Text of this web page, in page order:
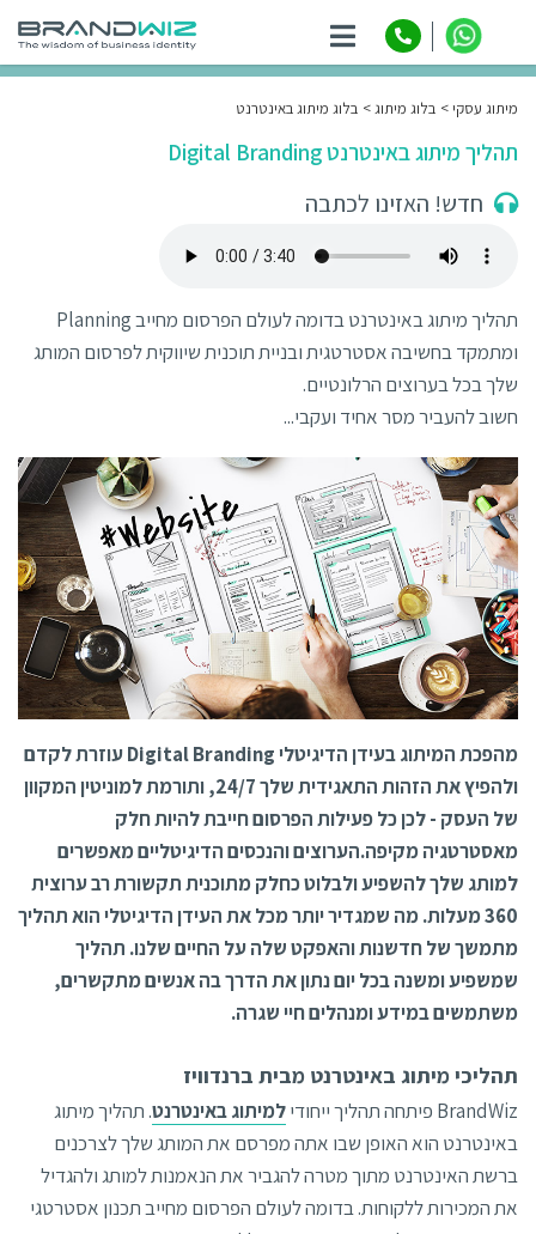
מיתוג עסקי בלוג מיתוג בלוג מיתוג באינטרנט
תהליך מיתוג באינטרנט Digital Branding
חדש! האזינו לכתבה
תהליך מיתוג באינטרנט בדומה לעולם הפרסום מחייב Planning
ומתמקד בחשיבה אסטרטגית ובניית תוכנית שיווקית לפרסום המותג
שלך בכל בערוצים הרלונטיים.
חשוב להעביר מסר אחיד ועקבי...
מהפכת המיתוג בעידן הדיגיטלי Digital Branding עוזרת לקדם
ולהפיץ את הזהות התאגידית שלך 24/7, ותורמת למוניטין המקוון
של העסק - לכן כל פעילות הפרסום חייבת להיות חלק
מאסטרטגיה מקיפה.הערוצים והנכסים הדיגיטליים מאפשרים
למותג שלך להשפיע ולבלוט כחלק מתוכנית תקשורת רב ערוצית
360 מעלות.
מה שמגדיר יותר מכל את העידן הדיגיטלי הוא תהליך
מתמשך של חדשנות והאפקט שלה על החיים שלנו. תהליך
שמשפיע ומשנה בכל יום נתון את הדרך בה אנשים מתקשרים,
משתמשים במידע ומנהלים חיי שגרה.
תהליכי מיתוג באינטרנט מבית ברנדוויז
BrandWiz פיתחה תהליך ייחודי למיתוג באינטרנט. תהליך מיתוג
באינטרנט הוא האופן שבו אתה מפרסם את המותג שלך לצרכנים
ברשת האינטרנט מתוך מטרה להגביר את הנאמנות למותג ולהגדיל
את המכירות ללקוחות. בדומה לעולם הפרסום מחייב תכנון אסטרטגי